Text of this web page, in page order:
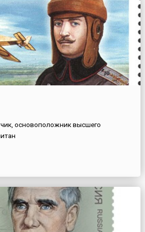
основоположник высшего